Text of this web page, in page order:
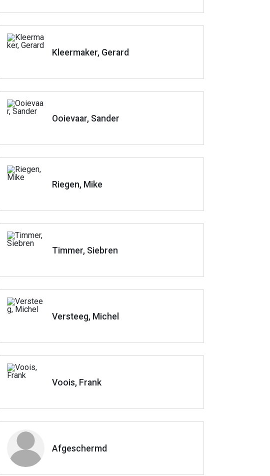
Kleermaker, Gerard
Ooievaar, Sander
Riegen, Mike
Timmer, Siebren
Versteeg, Michel
Voois, Frank
Afgeschermd